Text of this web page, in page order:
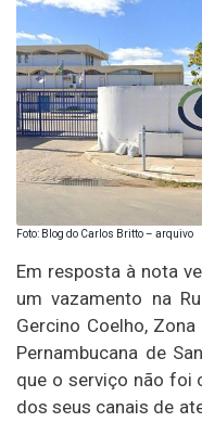
Foto: Blog do Carlos Britto – arquivo
Em resposta à nota
um vazamento na
Gercino Coelho,
Pernambucana de
que o serviço não foi
dos seus canais de